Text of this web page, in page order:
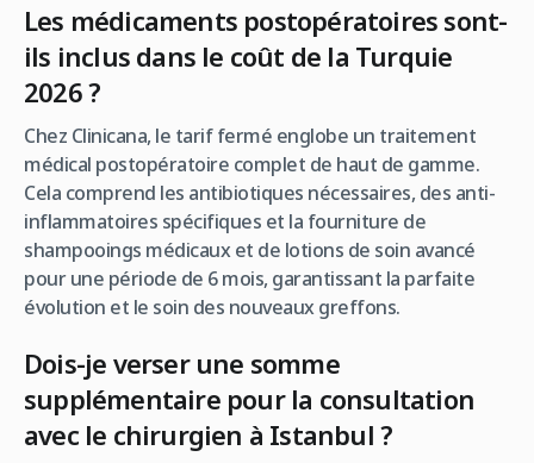
Les médicaments postopératoires sont-
ils inclus dans le coût de la Turquie
2026 ?
Chez Clinicana, le tarif fermé englobe un traitement
médical postopératoire complet de haut de gamme.
Cela comprend les antibiotiques nécessaires, des anti-
inflammatoires spécifiques et la fourniture de
shampooings médicaux et de lotions de soin avancé
pour une période de 6 mois, garantissant la parfaite
évolution et le soin des nouveaux greffons.
Dois-je verser une somme
supplémentaire pour la consultation
avec le chirurgien à Istanbul ?